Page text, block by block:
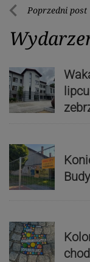
Nawigacja
wpisu
Poprzedni post
post